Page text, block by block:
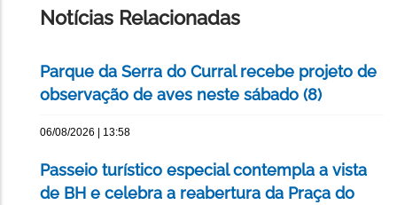
Notícias Relacionadas
Parque da Serra do Curral recebe projeto de
observação de aves neste sábado (8)
06/08/2026 | 13:58
Passeio turístico especial contempla a vista
de BH e celebra a reabertura da Praça do